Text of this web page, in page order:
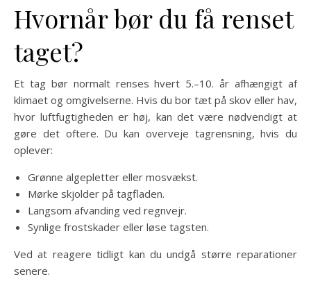
Hvornår bør du få renset
taget?
Et tag bør normalt renses hvert 5.–10. år afhængigt af
klimaet og omgivelserne. Hvis du bor tæt på skov eller hav,
hvor luftfugtigheden er høj, kan det være nødvendigt at
gøre det oftere. Du kan overveje tagrensning, hvis du
oplever:
Grønne algepletter eller mosvækst.
Mørke skjolder på tagfladen.
Langsom afvanding ved regnvejr.
Synlige frostskader eller løse tagsten.
Ved at reagere tidligt kan du undgå større reparationer
senere.